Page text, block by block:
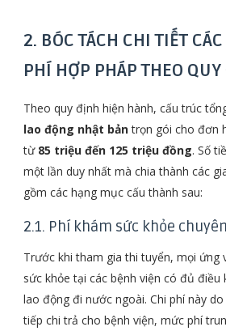
2. BÓC TÁCH CHI TIẾT
PHÍ HỢP PHÁP THEO
Theo quy định hiện hành, cấu trúc
lao động nhật bảntrọn gói cho đơn
từ 85 triệu đến 125 triệu đồng. Số
một lần duy nhất mà chia thành các
gồm các hạng mục cấu thành sau:
2.1. Phí khám sức khỏe
Trước khi tham gia thi tuyển, mọi ứng
sức khỏe tại các bệnh viện có đủ điều
lao động đi nước ngoài. Chi phí này
tiếp chi trả cho bệnh viện, mức phí